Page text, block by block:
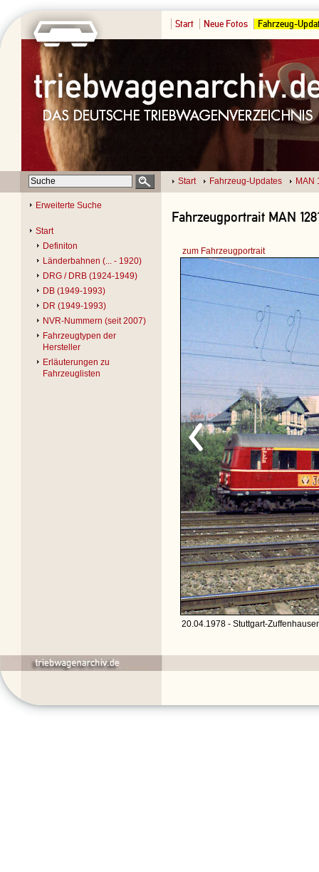
Start Neue Fotos Fahrzeug-
Start Fahrzeug-Updates MAN
Erweiterte Suche
Start
Definiton
Länderbahnen (... - 1920)
DRG / DRB (1924-1949)
DB (1949-1993)
DR (1949-1993)
NVR-Nummern (seit 2007)
Fahrzeugtypen der
Hersteller
Erläuterungen zu
Fahrzeuglisten
Fahrzeugportrait MAN
zum Fahrzeugportrait
20.04.1978 - Stuttgart-